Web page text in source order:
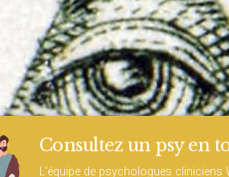
Consultez un psy en
L'équipe de psychologues